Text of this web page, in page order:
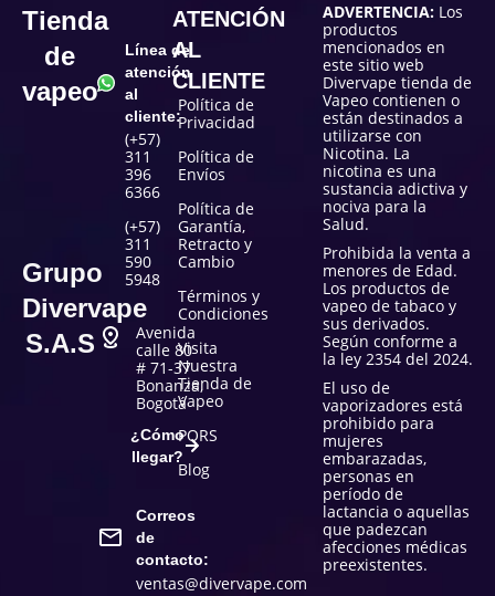
Tienda
de
vapeo
Grupo
Divervape
S.A.S
Línea de
atención
al
cliente:
(+57)
311
396
6366
(+57)
311
590
5948
Avenida
calle 80
# 71-37
Bonanza,
Bogotá
¿Cómo
llegar?
Correos
de
contacto:
ventas@divervape.com
ATENCIÓN
AL
CLIENTE
Política de
Privacidad
Política de
Envíos
Política de
Garantía,
Retracto y
Cambio
Términos y
Condiciones
Visita
Nuestra
Tienda de
Vapeo
PQRS
Blog
ADVERTENCIA: Los
productos
mencionados en
este sitio web
Divervape tienda de
Vapeo contienen o
están destinados a
utilizarse con
Nicotina. La
nicotina es una
sustancia adictiva y
nociva para la
Salud.
Prohibida la venta a
menores de Edad.
Los productos de
vapeo de tabaco y
sus derivados.
Según conforme a
la ley 2354 del 2024.
El uso de
vaporizadores está
prohibido para
mujeres
embarazadas,
personas en
período de
lactancia o aquellas
que padezcan
afecciones médicas
preexistentes.